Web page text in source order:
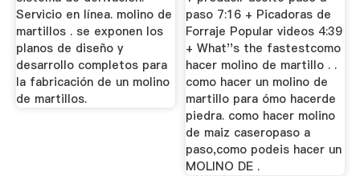
Servicio en línea. molino de
martillos . se exponen los
planos de diseño y
desarrollo completos para
la fabricación de un molino
de martillos.
paso 7:16 + Picadoras de
Forraje Popular videos 4:39
+ What''s the fastestcomo
hacer molino de martillo . .
como hacer un molino de
martillo para ómo hacerde
piedra. como hacer molino
de maiz caseropaso a
paso,como podeis hacer un
MOLINO DE .